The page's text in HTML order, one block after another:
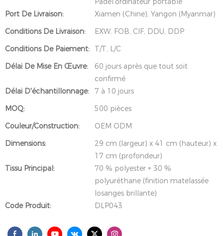
Port De Livraison:
Xiamen (Chine), Yangon (Myanmar)
Conditions De Livraison:
EXW, FOB, CIF, DDU, DDP
Conditions De Paiement:
T/T, L/C
Délai De Mise En Œuvre:
60 jours après que tout soit
confirmé
Délai D'échantillonnage:
7 à 10 jours
MOQ:
500 pièces
Couleur/Construction:
OEM ODM
Dimensions:
29 cm (largeur) x 41 cm (hauteur) x
17 cm (profondeur)
Tissu Principal:
70 % polyester + 30 %
polyuréthane (finition matelassée
losanges brillante)
Code Produit:
DLP043